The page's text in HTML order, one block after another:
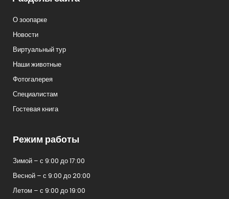
О зоопарке
Новости
Виртуальный тур
Наши животные
Фотогалерея
Специалистам
Гостевая книга
Режим работы
Зимой – с 9:00 до 17:00
Весной – с 9:00 до 20:00
Летом – с 9:00 до 19:00